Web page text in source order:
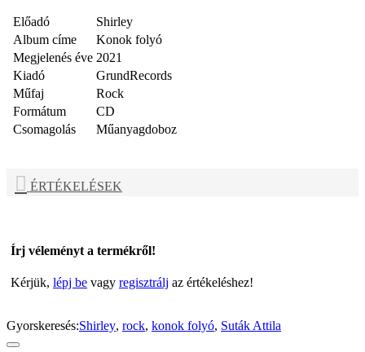
Előadó
Shirley
Album címe
Konok folyó
Megjelenés éve 2021
Kiadó
GrundRecords
Műfaj
Rock
Formátum
CD
Csomagolás
Műanyagdoboz
ÉRTÉKELÉSEK
Írj véleményt a termékről!
Kérjük, lépj be vagy regisztrálj az értékeléshez!
Gyorskeresés:Shirley, rock, konok folyó, Suták Attila